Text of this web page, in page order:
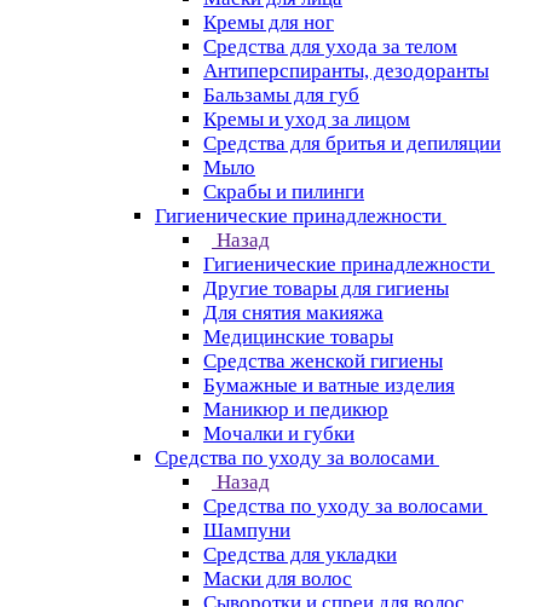
Кремы для ног
Средства для ухода за телом
Антиперспиранты, дезодоранты
Бальзамы для губ
Кремы и уход за лицом
Средства для бритья и депиляции
Мыло
Скрабы и пилинги
Гигиенические принадлежности
Назад
Гигиенические принадлежности
Другие товары для гигиены
Для снятия макияжа
Медицинские товары
Средства женской гигиены
Бумажные и ватные изделия
Маникюр и педикюр
Мочалки и губки
Средства по уходу за волосами
Назад
Средства по уходу за волосами
Шампуни
Средства для укладки
Маски для волос